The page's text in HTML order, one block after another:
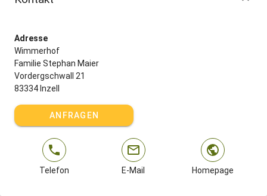
Adresse
Wimmerhof
Familie Stephan Maier
Vordergschwall 21
83334 Inzell
ANFRAGEN
Telefon E-Mail Homepage